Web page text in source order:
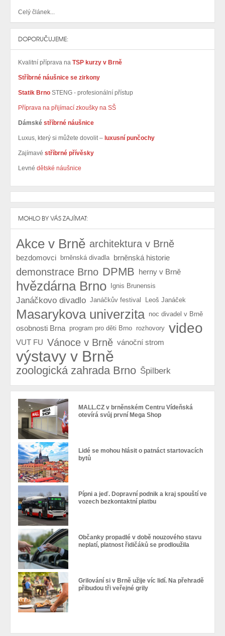
Celý článek...
DOPORUČUJEME:
Kvalitní příprava na TSP kurzy v Brně
Stříbrné náušnice se zirkony
Statik Brno STENG - profesionální přístup
Příprava na přijímací zkoušky na SŠ
Dámské stříbrné náušnice
Luxus, který si můžete dovolit – luxusní punčochy
Zajímavé stříbrné přívěsky
Levné dětské náušnice
MOHLO BY VÁS ZAJÍMAT:
Akce v Brně architektura v Brně
bezdomovci brněnská divadla brněnská historie
demonstrace Brno DPMB herny v Brně
hvězdárna Brno Ignis Brunensis
Janáčkovo divadlo Janáčkův festival Leoš Janáček
Masarykova univerzita noc divadel v Brně
osobnosti Brna program pro děti Brno rozhovory video
VUT FU Vánoce v Brně vánoční strom
výstavy v Brně
zoologická zahrada Brno Špilberk
MALL.CZ v brněnském Centru Vídeňská
otevírá svůj první Mega Shop
Lidé se mohou hlásit o patnáct startovacích
bytů
Pípni a jeď. Dopravní podnik a kraj spouští ve
vozech bezkontaktní platbu
Občanky propadlé v době nouzového stavu
neplatí, platnost řidičáků se prodloužila
Grilování si v Brně užije víc lidí. Na přehradě
přibudou tři veřejné grily